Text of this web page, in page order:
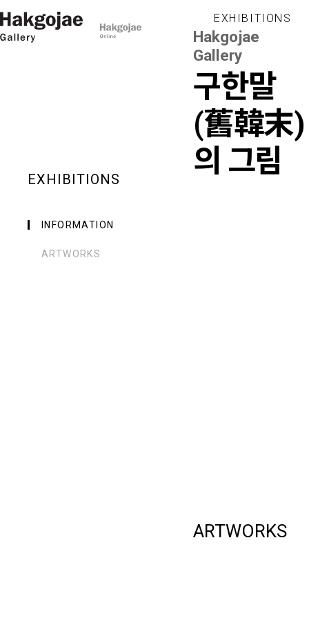
EXHIBITIONS
EXHIBITIONS
INFORMATION
ARTWORKS
Hakgojae
Gallery
구한말
(舊韓末)
의 그림
ARTWORKS